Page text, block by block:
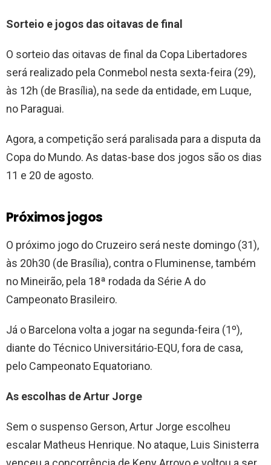
Sorteio e jogos das oitavas de final
O sorteio das oitavas de final da Copa Libertadores
será realizado pela Conmebol nesta sexta-feira (29),
às 12h (de Brasília), na sede da entidade, em Luque,
no Paraguai.
Agora, a competição será paralisada para a disputa da
Copa do Mundo. As datas-base dos jogos são os dias
11 e 20 de agosto.
Próximos jogos
O próximo jogo do Cruzeiro será neste domingo (31),
às 20h30 (de Brasília), contra o Fluminense, também
no Mineirão, pela 18ª rodada da Série A do
Campeonato Brasileiro.
Já o Barcelona volta a jogar na segunda-feira (1º),
diante do Técnico Universitário-EQU, fora de casa,
pelo Campeonato Equatoriano.
As escolhas de Artur Jorge
Sem o suspenso Gerson, Artur Jorge escolheu
escalar Matheus Henrique. No ataque, Luis Sinisterra